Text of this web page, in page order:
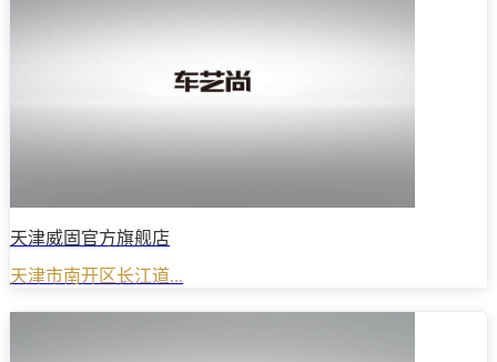
天津威固官方旗舰店
天津市南开区长江道...